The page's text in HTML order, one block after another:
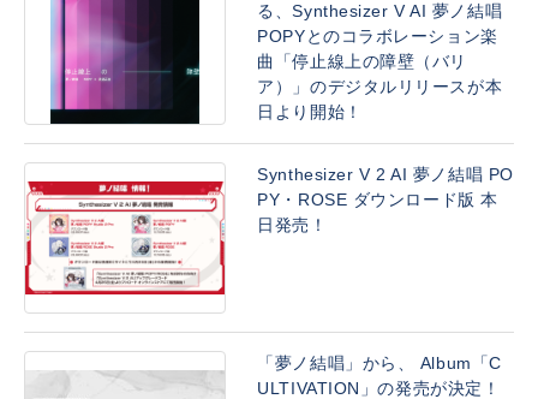
る、Synthesizer V AI 夢ノ結唱
POPYとのコラボレーション楽
曲「停止線上の障壁（バリ
ア）」のデジタルリリースが本
日より開始！
Synthesizer V 2 AI 夢ノ結唱 PO
PY・ROSE ダウンロード版 本
日発売！
「夢ノ結唱」から、 Album「C
ULTIVATION」の発売が決定！